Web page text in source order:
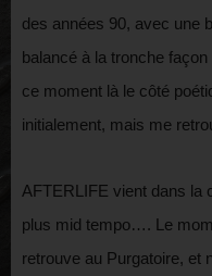
des années 90, avec une
balancé à la tronche
ce moment là le côté
initialement, mais me
AFTERLIFE vient dans la
plus mid tempo…. Le
retrouve au Purgatoire, et